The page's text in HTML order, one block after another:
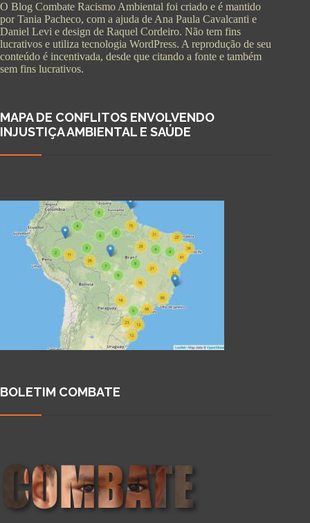
O Blog Combate Racismo Ambiental foi criado e é mantido
por Tania Pacheco, com a ajuda de Ana Paula Cavalcanti e
Daniel Levi e design de Raquel Cordeiro. Não tem fins
lucrativos e utiliza tecnologia WordPress. A reprodução de seu
conteúdo é incentivada, desde que citando a fonte e também
sem fins lucrativos.
MAPA DE CONFLITOS ENVOLVENDO
INJUSTIÇA AMBIENTAL E SAÚDE
BOLETIM COMBATE